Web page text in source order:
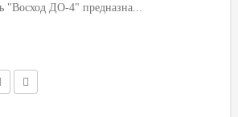
"Восход ДО-4" предназна...